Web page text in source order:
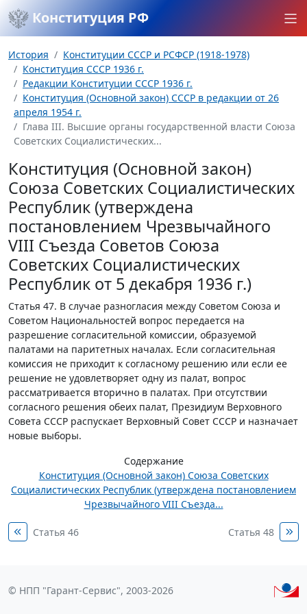
Конституция РФ
История
Конституции СССР и РСФСР (1918-1978)
Конституция СССР 1936 г.
Редакции Конституции СССР 1936 г.
Конституция (Основной закон) СССР в редакции от 26
апреля 1954 г.
Глава III. Высшие органы государственной власти Союза
Советских Социалистических...
Конституция (Основной закон)
Союза Советских Социалистических
Республик (утверждена
постановлением Чрезвычайного
VIII Съезда Советов Союза
Советских Социалистических
Республик от 5 декабря 1936 г.)
Статья 47. В случае разногласия между Советом Союза и
Советом Национальностей вопрос передается на
разрешение согласительной комиссии, образуемой
палатами на паритетных началах. Если согласительная
комиссия не приходит к согласному решению или если ее
решение не удовлетворяет одну из палат, вопрос
рассматривается вторично в палатах. При отсутствии
согласного решения обеих палат, Президиум Верховного
Совета СССР распускает Верховный Совет СССР и назначает
новые выборы.
Содержание
Конституция (Основной закон) Союза Советских
Социалистических Республик (утверждена постановлением
Чрезвычайного VIII Съезда...
Статья 46 Статья 48
© НПП "Гарант-Сервис", 2003-2026